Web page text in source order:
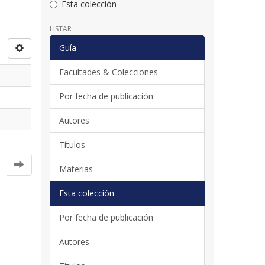
Esta colección
LISTAR
Guía
Facultades & Colecciones
Por fecha de publicación
Autores
Títulos
Materias
Esta colección
Por fecha de publicación
Autores